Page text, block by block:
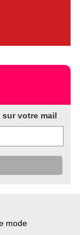
votre mail
mode